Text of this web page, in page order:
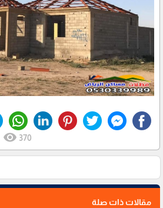
visibility 370
مقالات ذات صلة